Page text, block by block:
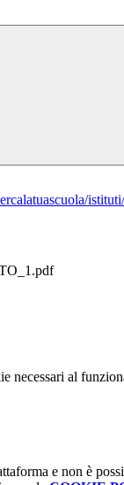
necessari al
e non è